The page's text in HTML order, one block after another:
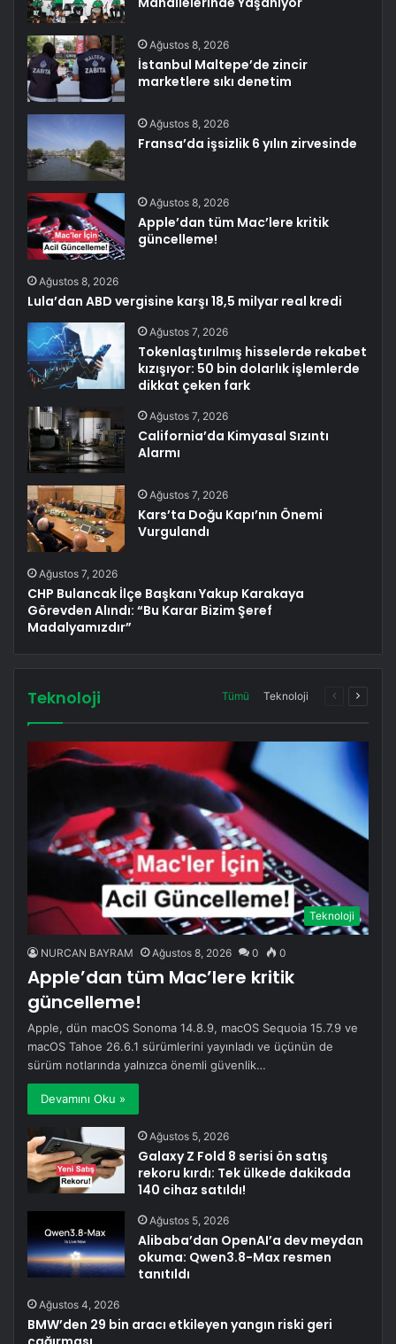
Ağustos 8, 2026
İstanbul Maltepe’de zincir
marketlere sıkı denetim
Ağustos 8, 2026
Fransa’da işsizlik 6 yılın zirvesinde
Ağustos 8, 2026
Apple’dan tüm Mac’lere kritik
güncelleme!
Ağustos 8, 2026
Lula’dan ABD vergisine karşı 18,5 milyar real kredi
Ağustos 7, 2026
Tokenlaştırılmış hisselerde rekabet
kızışıyor: 50 bin dolarlık işlemlerde
dikkat çeken fark
Ağustos 7, 2026
California’da Kimyasal Sızıntı
Alarmı
Ağustos 7, 2026
Kars’ta Doğu Kapı’nın Önemi
Vurgulandı
Ağustos 7, 2026
CHP Bulancak İlçe Başkanı Yakup Karakaya
Görevden Alındı: “Bu Karar Bizim Şeref
Madalyamızdır”
Teknoloji Tümü Teknoloji
ÖncekiSonraki
Teknoloji
NURCAN BAYRAM Ağustos 8, 2026 0 0
Apple’dan tüm Mac’lere kritik
güncelleme!
Apple, dün macOS Sonoma 14.8.9, macOS Sequoia 15.7.9 ve
macOS Tahoe 26.6.1 sürümlerini yayınladı ve üçünün de
sürüm notlarında yalnızca önemli güvenlik…
Devamını Oku »
Ağustos 5, 2026
Galaxy Z Fold 8 serisi ön satış
rekoru kırdı: Tek ülkede dakikada
140 cihaz satıldı!
Ağustos 5, 2026
Alibaba’dan OpenAI’a dev meydan
okuma: Qwen3.8-Max resmen
tanıtıldı
Ağustos 4, 2026
BMW’den 29 bin aracı etkileyen yangın riski geri